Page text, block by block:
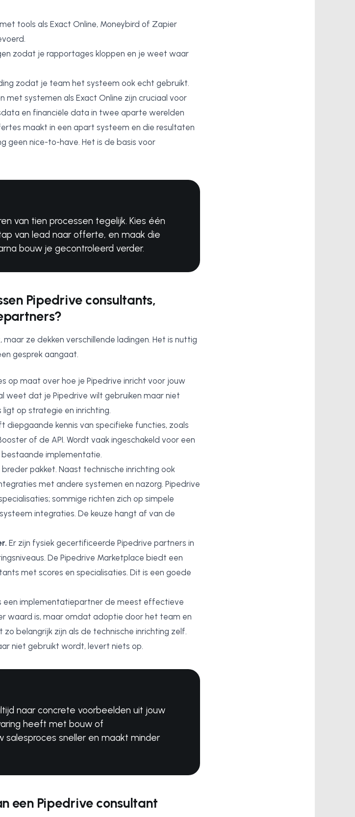
tools als Exact Online, Moneybird of Zapier
zodat je rapportages kloppen en je weet waar
zodat je team het systeem ook echt gebruikt.
met systemen als Exact Online zijn cruciaal voor
en financiële data in twee aparte werelden
maakt in een apart systeem en die resultaten
geen nice-to-have. Het is de basis voor
van tien processen tegelijk. Kies één
van lead naar offerte, en maak die
bouw je gecontroleerd verder.
Pipedrive consultants,
ze dekken verschillende ladingen. Het is nuttig
gesprek aangaat.
op maat over hoe je Pipedrive inricht voor jouw
weet dat je Pipedrive wilt gebruiken maar niet
op strategie en inrichting.
diepgaande kennis van specifieke functies, zoals
of de API. Wordt vaak ingeschakeld voor een
implementatie.
pakket. Naast technische inrichting ook
met andere systemen en nazorg. Pipedrive
sommige richten zich op simpele
integraties. De keuze hangt af van de
Er zijn fysiek gecertificeerde Pipedrive partners in
De Pipedrive Marketplace biedt een
met scores en specialisaties. Dit is een goede
een implementatiepartner de meest effectieve
waard is, maar omdat adoptie door het team en
belangrijk zijn als de technische inrichting zelf.
niet gebruikt wordt, levert niets op.
naar concrete voorbeelden uit jouw
heeft met bouw of
salesproces sneller en maakt minder
een Pipedrive consultant